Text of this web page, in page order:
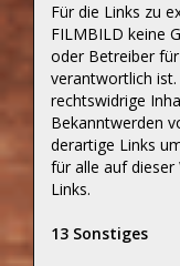
Für die Links zu
FILMBILD keine
oder Betreiber
verantwortlich
rechtswidrige
Bekanntwerden
derartige Links
für alle auf dieser
Links.
13 Sonstiges